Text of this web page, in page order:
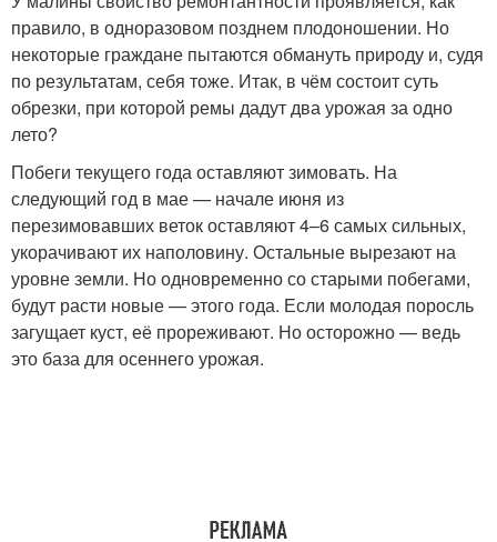
правило, в одноразовом позднем плодоношении. Но
некоторые граждане пытаются обмануть природу и, судя
по результатам, себя тоже. Итак, в чём состоит суть
обрезки, при которой ремы дадут два урожая за одно
лето?
Побеги текущего года оставляют зимовать. На
следующий год в мае — начале июня из
перезимовавших веток оставляют 4–6 самых сильных,
укорачивают их наполовину. Остальные вырезают на
уровне земли. Но одновременно со старыми побегами,
будут расти новые — этого года. Если молодая поросль
загущает куст, её прореживают. Но осторожно — ведь
это база для осеннего урожая.